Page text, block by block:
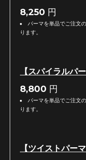
8,250 円
パーマを単品でご注文
ります。
【スパイラルパー
8,800 円
パーマを単品でご注文
ります。
【ツイストパーマ